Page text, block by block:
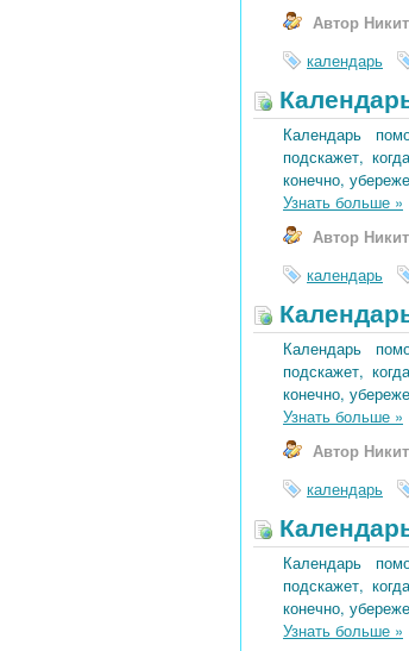
Автор
календарь
Календарь
подскажет,
конечно,
Узнать больше »
Автор
календарь
Календарь
подскажет,
конечно,
Узнать больше »
Автор
календарь
Календарь
подскажет,
конечно,
Узнать больше »